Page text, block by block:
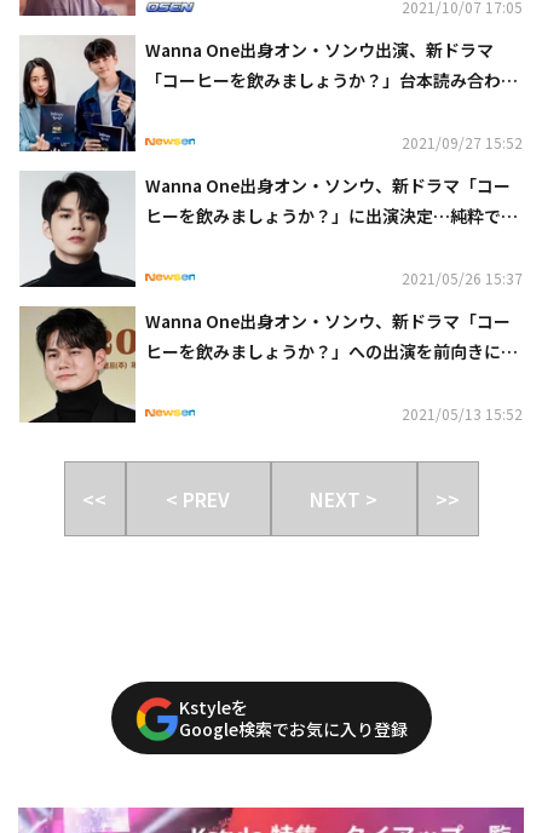
2021/10/07 17:05
Wanna One出身オン・ソンウ出演、新ドラマ
「コーヒーを飲みましょうか？」台本読み合わせ
2021/09/27 15:52
Wanna One出身オン・ソンウ、新ドラマ「コー
ヒーを飲みましょうか？」に出演決定…純粋で情
2021/05/26 15:37
Wanna One出身オン・ソンウ、新ドラマ「コー
ヒーを飲みましょうか？」への出演を前向きに検
2021/05/13 15:52
<< < PREV NEXT > >>
Kstyleを
Google検索でお気に入り登録